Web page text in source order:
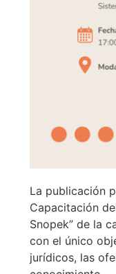
La publicación
Capacitación
Snopek” de la
con el único
jurídicos, las